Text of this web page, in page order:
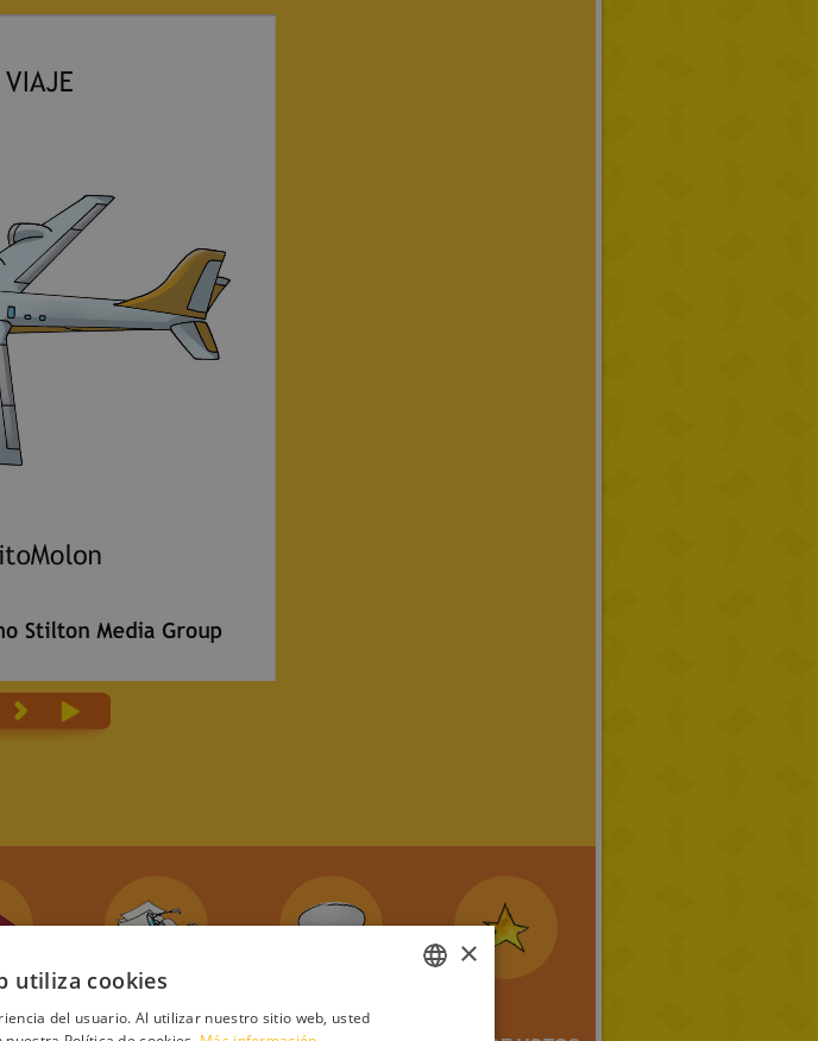
×
utiliza cookies
del usuario. Al utilizar nuestro sitio web, usted